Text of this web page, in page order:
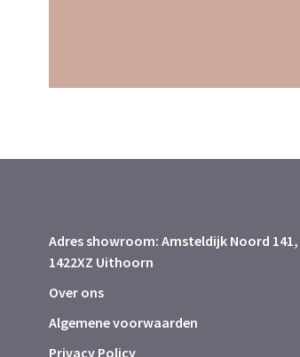
Adres showroom: Amsteldijk Noord 141,
1422XZ Uithoorn
Over ons
Algemene voorwaarden
Privacy Policy